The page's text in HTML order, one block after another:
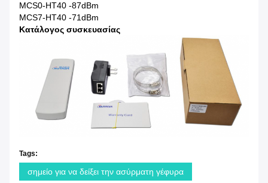
MCS0-HT40 -87dBm
MCS7-HT40 -71dBm
Κατάλογος συσκευασίας
Tags:
σημείο για να δείξει την ασύρματη γέφυρα